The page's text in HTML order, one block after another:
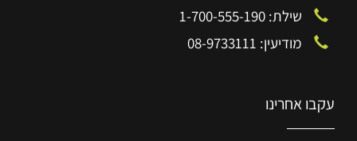
שילת: 1-700-555-190
מודיעין: 08-9733111
עקבו אחרינו